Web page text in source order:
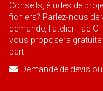
Conseils, études de
fichiers? Parlez-nous
demande, l'atelier Tac
vous proposera
part.
Demande de devis